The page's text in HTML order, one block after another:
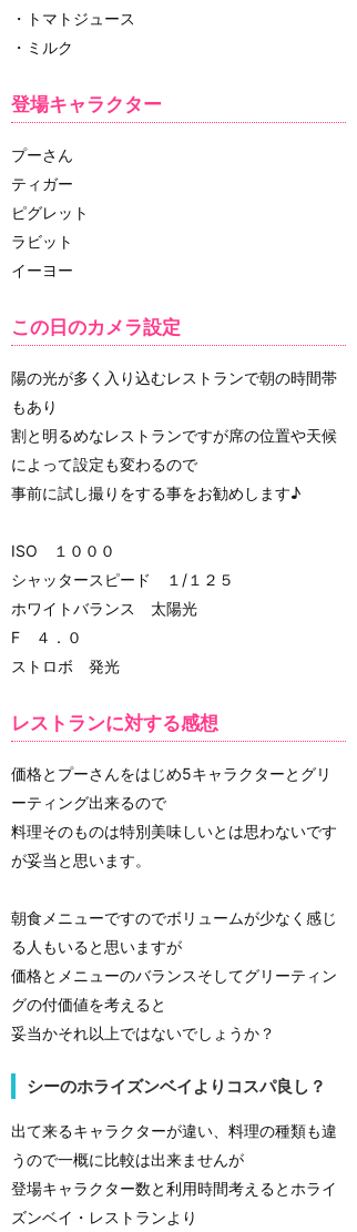
・トマトジュース
・ミルク
登場キャラクター
プーさん
ティガー
ピグレット
ラビット
イーヨー
この日のカメラ設定
陽の光が多く入り込むレストランで朝の時間帯
もあり
割と明るめなレストランですが席の位置や天候
によって設定も変わるので
事前に試し撮りをする事をお勧めします♪
ISO １０００
シャッタースピード １/１２５
ホワイトバランス 太陽光
F ４．０
ストロボ 発光
レストランに対する感想
価格とプーさんをはじめ5キャラクターとグリ
ーティング出来るので
料理そのものは特別美味しいとは思わないです
が妥当と思います。
朝食メニューですのでボリュームが少なく感じ
る人もいると思いますが
価格とメニューのバランスそしてグリーティン
グの付価値を考えると
妥当かそれ以上ではないでしょうか？
シーのホライズンベイよりコスパ良し？
出て来るキャラクターが違い、料理の種類も違
うので一概に比較は出来ませんが
登場キャラクター数と利用時間考えるとホライ
ズンベイ・レストランより